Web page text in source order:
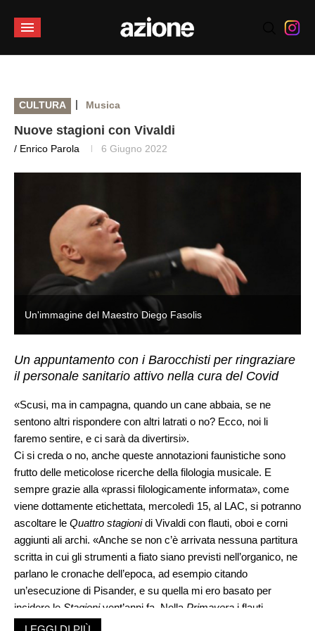
CULTURA | Musica
Nuove stagioni con Vivaldi
/ Enrico Parola 6 Giugno 2022
Un'immagine del Maestro Diego Fasolis
Un appuntamento con i Barocchisti per ringraziare
il personale sanitario attivo nella cura del Covid
«Scusi, ma in campagna, quando un cane abbaia, se ne
sentono altri rispondere con altri latrati o no? Ecco, noi li
faremo sentire, e ci sarà da divertirsi».
Ci si creda o no, anche queste annotazioni faunistiche sono
frutto delle meticolose ricerche della filologia musicale. E
sempre grazie alla «prassi filologicamente informata», come
viene dottamente etichettata, mercoledì 15, al LAC, si potranno
ascoltare le Quattro stagionidi Vivaldi con flauti, oboi e corni
aggiunti ali archi. «Anche se non c’è arrivata nessuna partitura
scritta in cui gli strumenti a fiato siano previsti nell’organico, ne
parlano le cronache dell’epoca, ad esempio citando
un’esecuzione di Pisander, e su quella mi ero basato per
incidere le Stagionivent’anni fa. Nella Primavera i flauti
raddoppiano i violini, tanto nella celebre melodia d’apertura